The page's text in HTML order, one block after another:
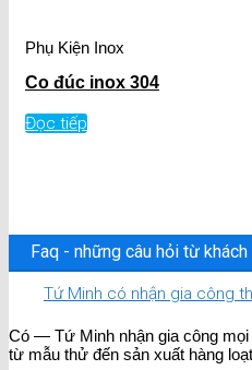
Phụ Kiện Inox
Co đúc inox 304
Đọc tiếp
Faq - những câu hỏi từ khách
Tứ Minh có nhận gia công
Có — Tứ Minh nhận gia công mọi
từ mẫu thử đến sản xuất hàng